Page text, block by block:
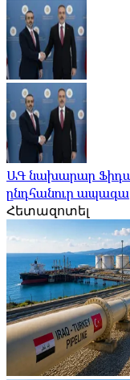
ԱԳ նախարար
ընդհանուր ապագա
Հետազոտել